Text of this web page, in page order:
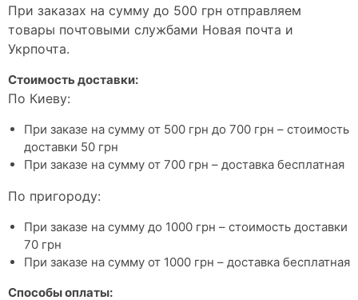
При заказах на сумму до 500 грн отправляем
товары почтовыми службами Новая почта и
Укрпочта.
Стоимость доставки:
По Киеву:
При заказе на сумму от 500 грн до 700 грн – стоимость
доставки 50 грн
При заказе на сумму от 700 грн – доставка бесплатная
По пригороду:
При заказе на сумму до 1000 грн – стоимость доставки
70 грн
При заказе на сумму от 1000 грн – доставка бесплатная
Способы оплаты: